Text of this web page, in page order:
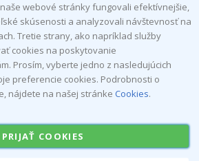
webové stránky fungovali efektívnejšie,
skúsenosti a analyzovali návštevnosť na
Tretie strany, ako napríklad služby
cookies na poskytovanie
Prosím, vyberte jedno z nasledujúcich
preferencie cookies. Podrobnosti o
nájdete na našej stránke Cookies.
PRIJAŤ COOKIES